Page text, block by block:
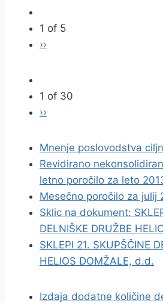
1 of 5
››
1 of 30
››
Mnenje poslovodstva
Revidirano
letno poročilo za leto
Mesečno poročilo za julij
Sklic na dokument:
DELNIŠKE DRUŽBE
SKLEPI 21. SKUPŠČINE
HELIOS DOMŽALE, d.d.
Izdaja dodatne količine